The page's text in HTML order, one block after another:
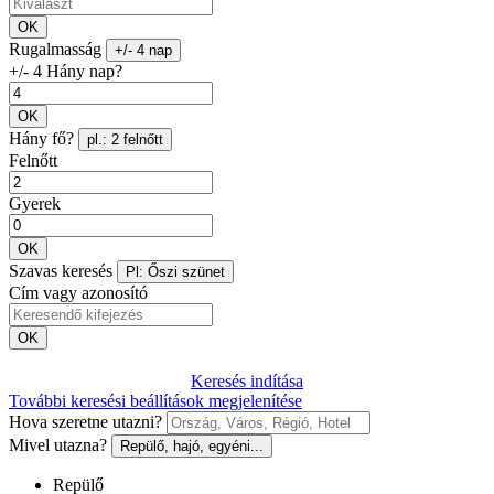
OK
Rugalmasság +/- 4 nap
+/- 4 Hány nap?
OK
Hány fő? pl.: 2 felnőtt
Felnőtt
Gyerek
OK
Szavas keresés Pl: Őszi szünet
Cím vagy azonosító
OK
Keresés indítása
További keresési beállítások megjelenítése
Hova szeretne utazni?
Mivel utazna?
Repülő, hajó, egyéni...
Repülő